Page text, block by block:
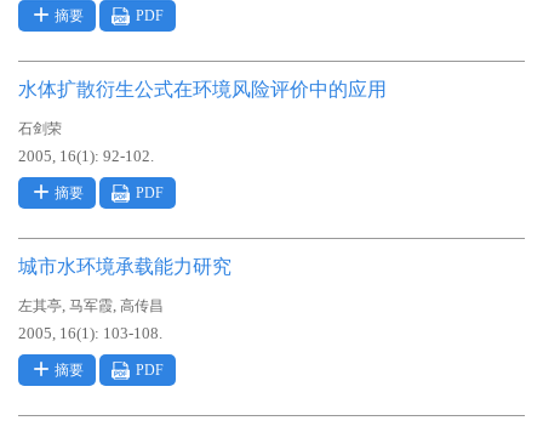
摘要 PDF
水体扩散衍生公式在环境风险评价中的应用
石剑荣
2005, 16(1): 92-102.
摘要 PDF
城市水环境承载能力研究
左其亭, 马军霞, 高传昌
2005, 16(1): 103-108.
摘要 PDF